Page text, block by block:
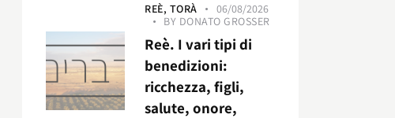
REÈ, TORÀ
06/08/2026
BY DONATO GROSSER
Reè. I vari tipi di
benedizioni:
ricchezza, figli,
salute, onore,